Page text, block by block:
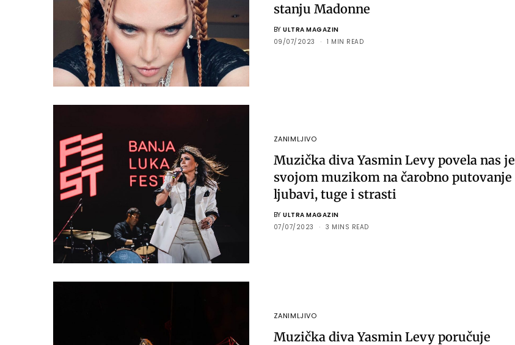
stanju Madonne
BY ULTRA MAGAZIN
09/07/2023
1 MIN READ
ZANIMLJIVO
Muzička diva Yasmin Levy povela nas je
svojom muzikom na čarobno putovanje
ljubavi, tuge i strasti
BY ULTRA MAGAZIN
07/07/2023
3 MINS READ
ZANIMLJIVO
Muzička diva Yasmin Levy poručuje